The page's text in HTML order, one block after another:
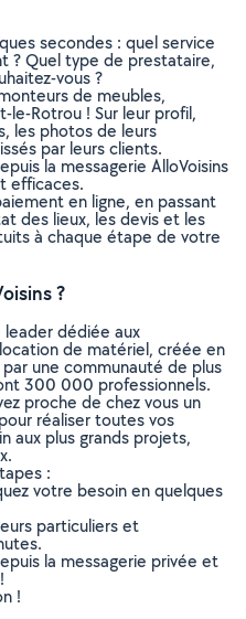
secondes : quel service
? Quel type de prestataire,
vous ?
de meubles,
le-Rotrou ! Sur leur profil,
les photos de leurs
par leurs clients.
la messagerie AlloVoisins
efficaces.
en ligne, en passant
des lieux, les devis et les
à chaque étape de votre
?
leader dédiée aux
de matériel, créée en
une communauté de plus
300 000 professionnels.
proche de chez vous un
réaliser toutes vos
aux plus grands projets,
:
votre besoin en quelques
particuliers et
la messagerie privée et
!